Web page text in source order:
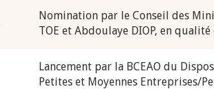
Nomination par le Conseil des
TOE et Abdoulaye DIOP, en
Lancement par la BCEAO du
Petites et Moyennes Entreprises/